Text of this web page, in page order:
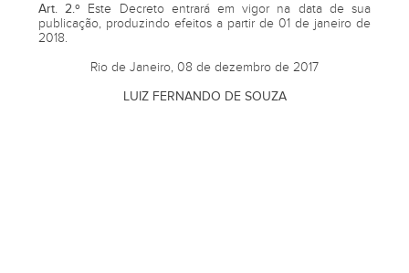
Art. 2.º Este Decreto entrará em vigor na data de sua
publicação, produzindo efeitos a partir de 01 de janeiro de
2018.
Rio de Janeiro, 08 de dezembro de 2017
LUIZ FERNANDO DE SOUZA